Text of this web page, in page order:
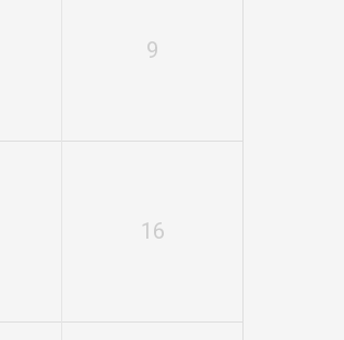
9
16